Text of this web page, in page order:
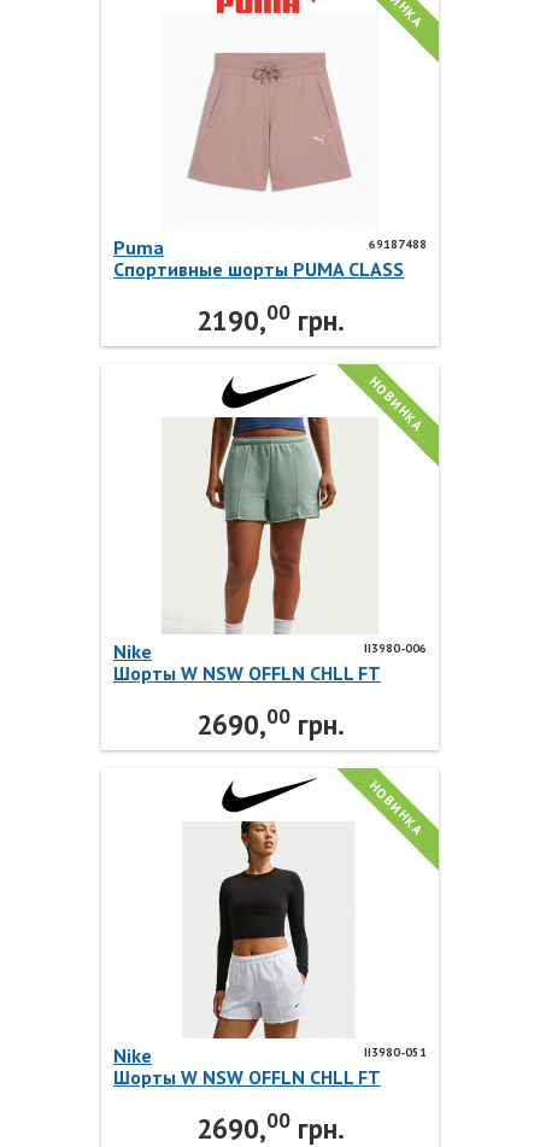
69187488
Puma
Спортивные шорты PUMA CLASS
2190,00грн.
НОВИНКА
II3980-006
Nike
Шорты W NSW OFFLN CHLL FT
2690,00грн.
НОВИНКА
II3980-051
Nike
Шорты W NSW OFFLN CHLL FT
2690,00грн.